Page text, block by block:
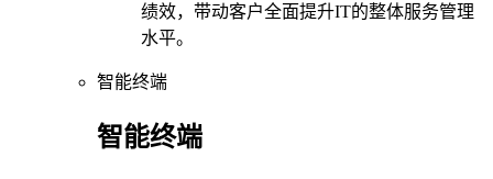
绩效，带动客户全面提升IT的整体服务管理
水平。
智能终端
智能终端